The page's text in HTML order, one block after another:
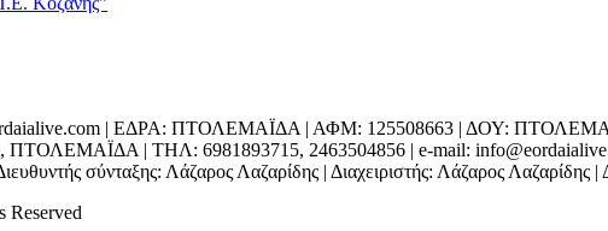
| eordaialive.com | ΕΔΡΑ: ΠΤΟΛΕΜΑΪΔΑ | ΑΦΜ: 125508663 | ΔΟΥ:
| ΤΗΛ: 6981893715, 2463504856 | e-mail:
σύνταξης: Λάζαρος Λαζαρίδης | Διαχειριστής: Λάζαρος Λαζαρίδης
Reserved